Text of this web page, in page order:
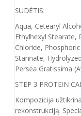
SUDĖTIS:
Aqua, Cetearyl
Ethylhexyl Stearate,
Chloride,
Stannate,
Persea Gratissima
STEP 3 PROTEIN
Kompozicija
rekonstrukciją.